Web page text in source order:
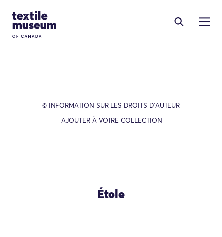
Site Logo
© INFORMATION SUR LES DROITS D’AUTEUR
AJOUTER À VOTRE COLLECTION
Étole